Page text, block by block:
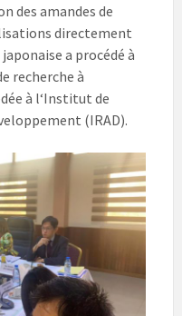
des amandes de
directement
a procédé à
recherche à
à l‘Institut de
(IRAD).